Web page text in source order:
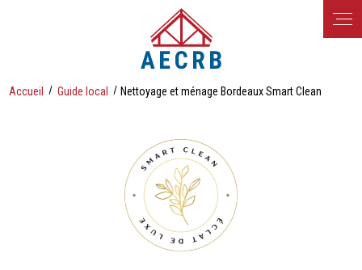
Accueil Guide local Nettoyage et ménage Bordeaux Smart Clean